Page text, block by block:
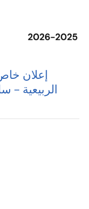
إعلان
الربيعية –